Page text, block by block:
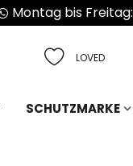
Montag bis Freitag:
LOVED
SCHUTZMARKE